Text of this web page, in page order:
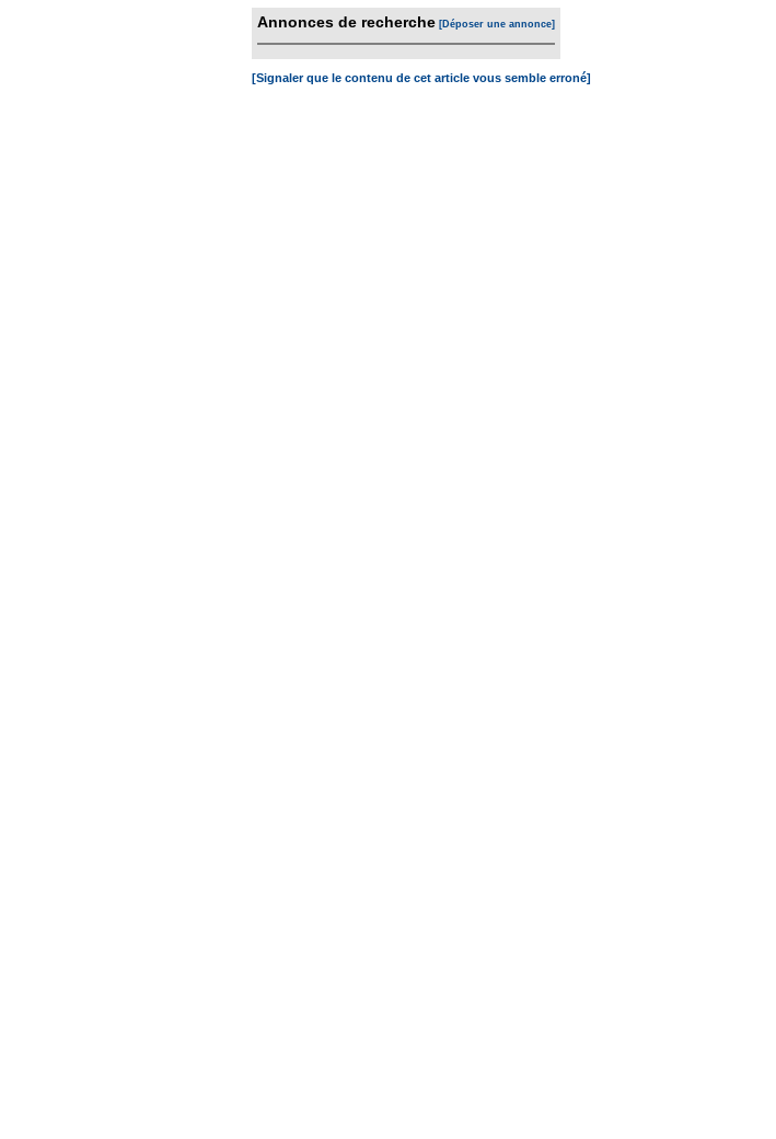
Annonces de recherche [Déposer une annonce]
[Signaler que le contenu de cet article vous semble erroné]